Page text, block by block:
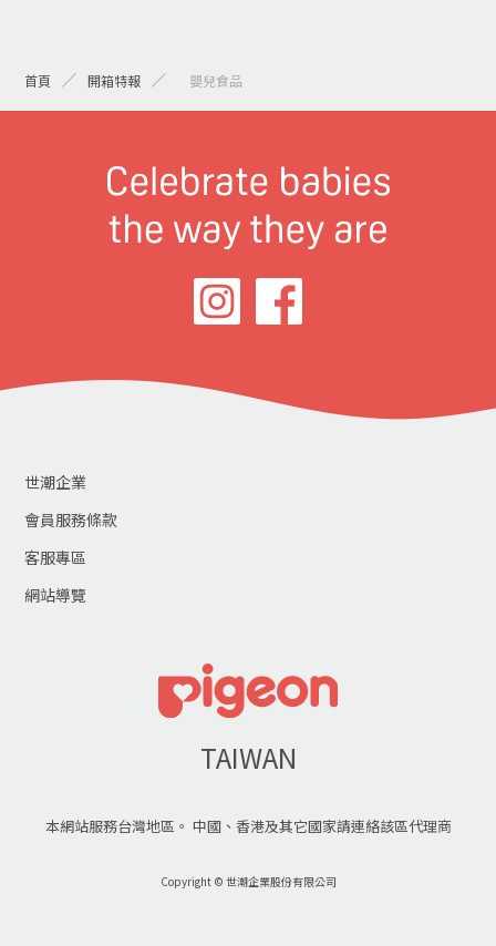
首頁 開箱特報 > 嬰兒食品
世潮企業
會員服務條款
客服專區
網站導覽
TAIWAN
本網站服務台灣地區。 中國、香港及其它國家請連絡該區代理商
Copyright © 世潮企業股份有限公司